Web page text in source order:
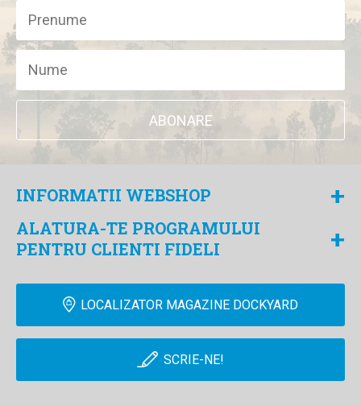
ABONARE
INFORMATII WEBSHOP +
ALATURA-TE PROGRAMULUI
PENTRU CLIENTI FIDELI
+
LOCALIZATOR MAGAZINE DOCKYARD
SCRIE-NE!